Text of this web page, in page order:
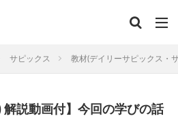
サピックス 教材(デイリーサピックス・
解説動画付】今回の学びの話